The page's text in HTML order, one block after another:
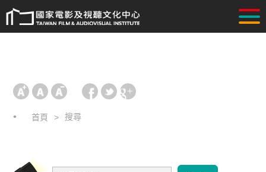
首頁 搜尋